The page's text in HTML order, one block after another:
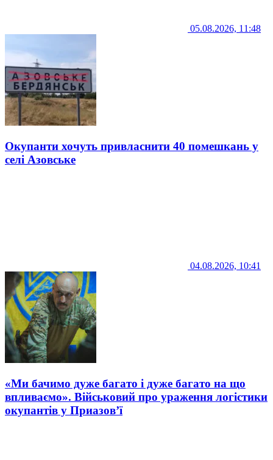
05.08.2026, 11:48
Окупанти хочуть привласнити 40 помешкань у
селі Азовське
04.08.2026, 10:41
«Ми бачимо дуже багато і дуже багато на що
впливаємо». Військовий про ураження логістики
окупантів у Приазов’ї